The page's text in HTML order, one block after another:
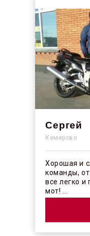
Сергей
Кемерово
Хорошая и
команды,
все легко и
мот! ...